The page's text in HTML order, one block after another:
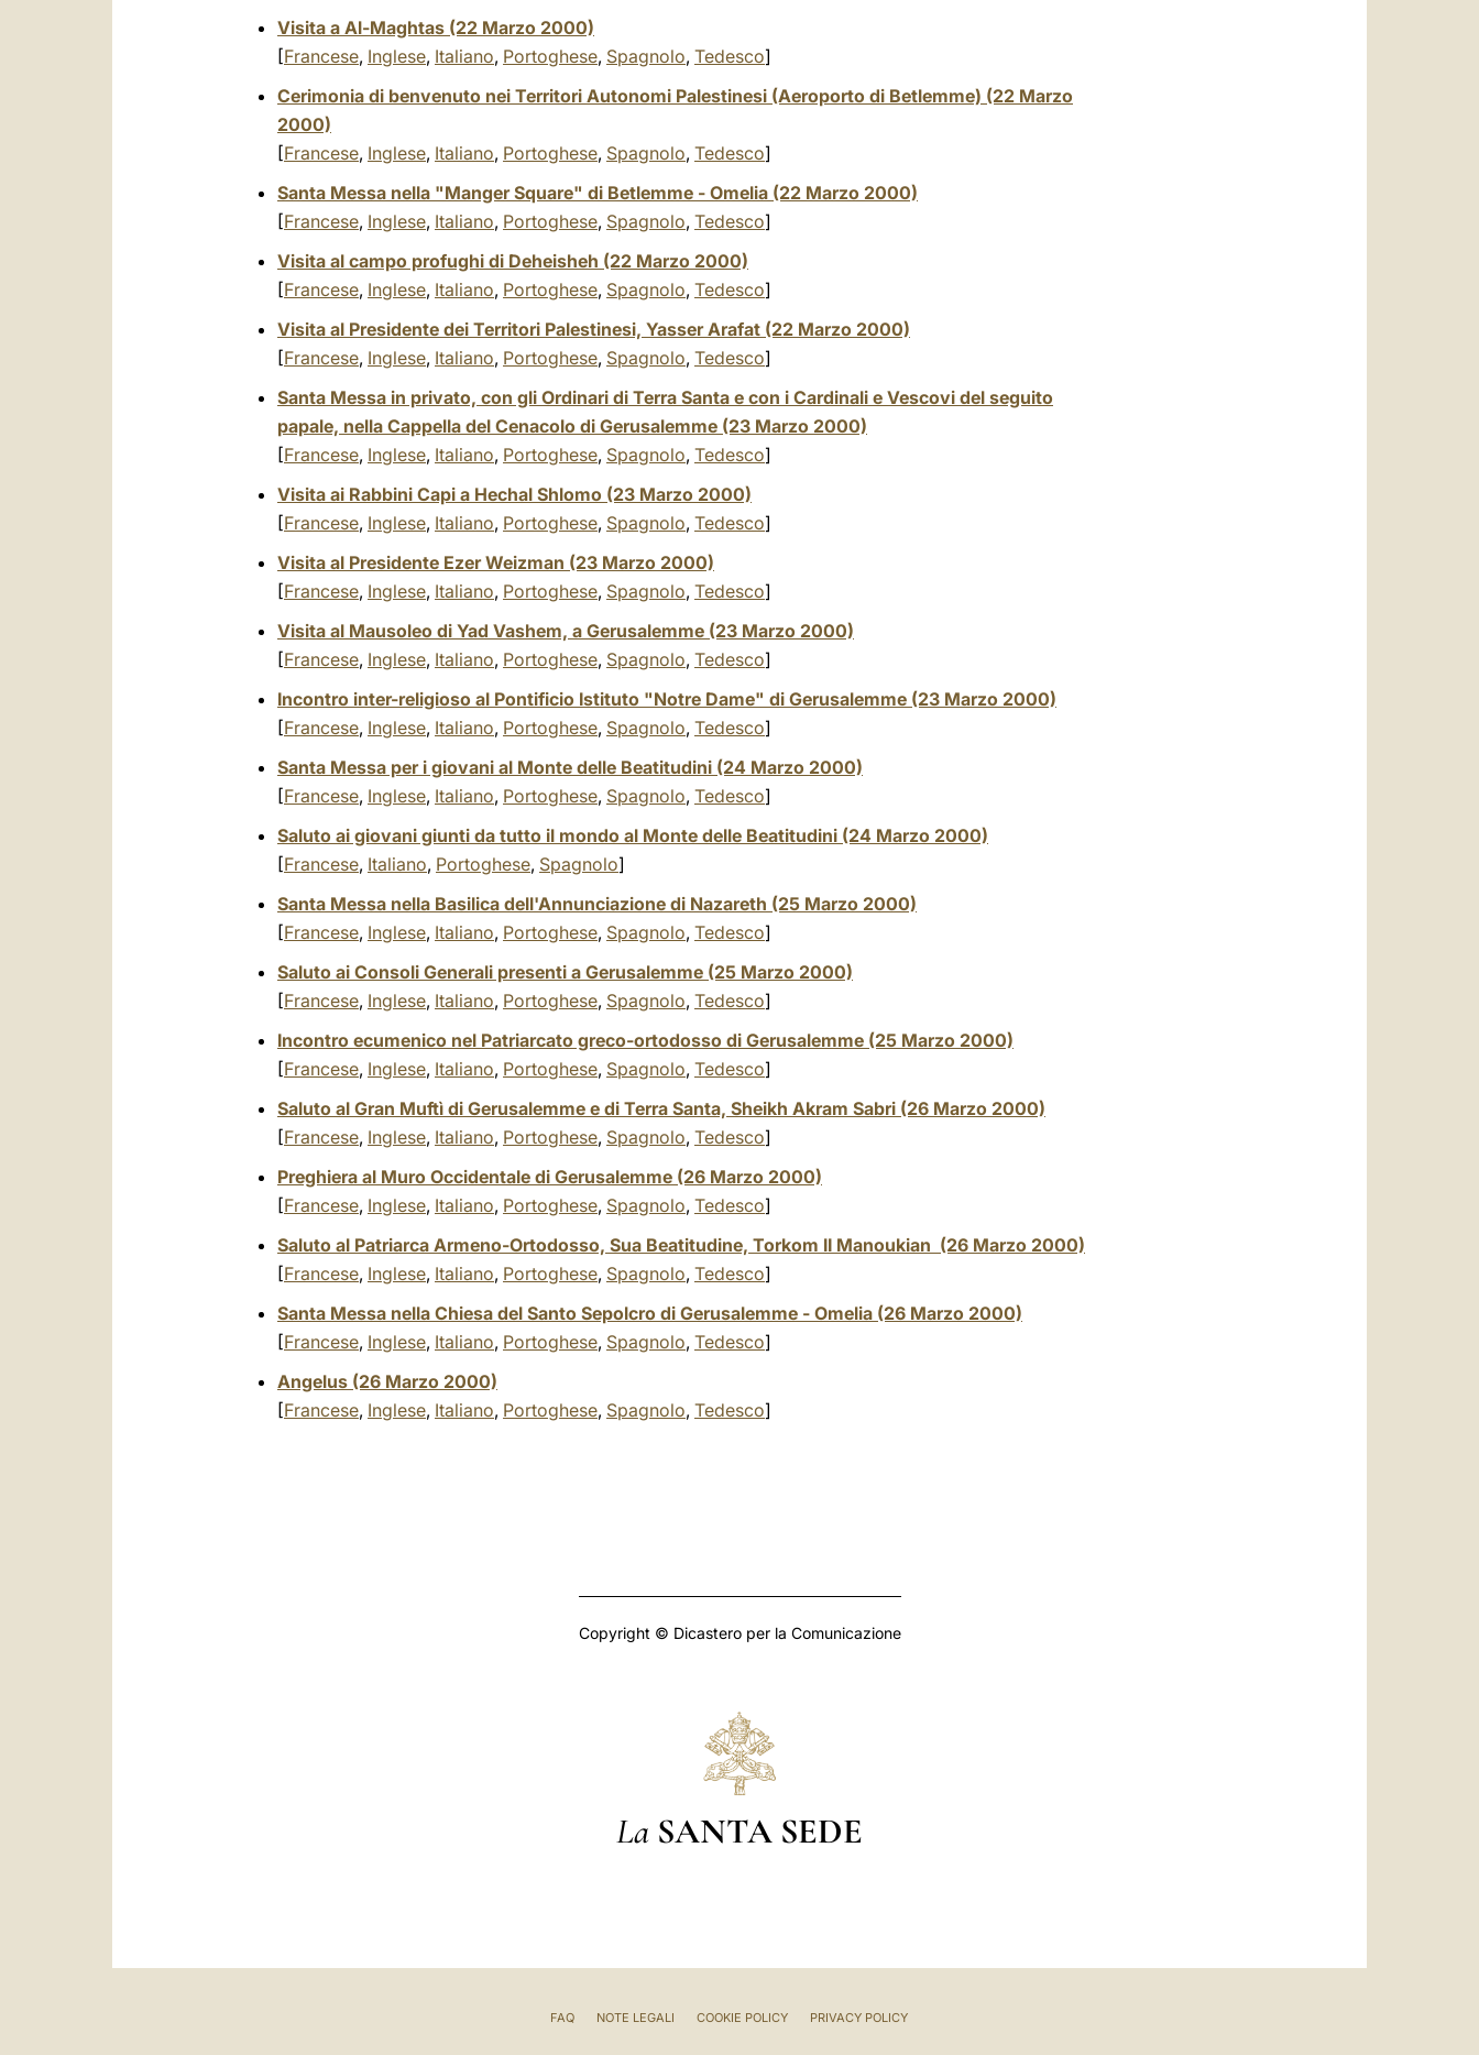
Visita a Al-Maghtas (22 Marzo 2000)
[Francese, Inglese, Italiano, Portoghese, Spagnolo, Tedesco]
Cerimonia di benvenuto nei Territori Autonomi Palestinesi (Aeroporto di Betlemme) (22 Marzo
2000)
[Francese, Inglese, Italiano, Portoghese, Spagnolo, Tedesco]
Santa Messa nella "Manger Square" di Betlemme - Omelia (22 Marzo 2000)
[Francese, Inglese, Italiano, Portoghese, Spagnolo, Tedesco]
Visita al campo profughi di Deheisheh (22 Marzo 2000)
[Francese, Inglese, Italiano, Portoghese, Spagnolo, Tedesco]
Visita al Presidente dei Territori Palestinesi, Yasser Arafat (22 Marzo 2000)
[Francese, Inglese, Italiano, Portoghese, Spagnolo, Tedesco]
Santa Messa in privato, con gli Ordinari di Terra Santa e con i Cardinali e Vescovi del seguito
papale, nella Cappella del Cenacolo di Gerusalemme (23 Marzo 2000)
[Francese, Inglese, Italiano, Portoghese, Spagnolo, Tedesco]
Visita ai Rabbini Capi a Hechal Shlomo (23 Marzo 2000)
[Francese, Inglese, Italiano, Portoghese, Spagnolo, Tedesco]
Visita al Presidente Ezer Weizman (23 Marzo 2000)
[Francese, Inglese, Italiano, Portoghese, Spagnolo, Tedesco]
Visita al Mausoleo di Yad Vashem, a Gerusalemme (23 Marzo 2000)
[Francese, Inglese, Italiano, Portoghese, Spagnolo, Tedesco]
Incontro inter-religioso al Pontificio Istituto "Notre Dame" di Gerusalemme (23 Marzo 2000)
[Francese, Inglese, Italiano, Portoghese, Spagnolo, Tedesco]
Santa Messa per i giovani al Monte delle Beatitudini (24 Marzo 2000)
[Francese, Inglese, Italiano, Portoghese, Spagnolo, Tedesco]
Saluto ai giovani giunti da tutto il mondo al Monte delle Beatitudini (24 Marzo 2000)
[Francese, Italiano, Portoghese, Spagnolo]
Santa Messa nella Basilica dell'Annunciazione di Nazareth (25 Marzo 2000)
[Francese, Inglese, Italiano, Portoghese, Spagnolo, Tedesco]
Saluto ai Consoli Generali presenti a Gerusalemme (25 Marzo 2000)
[Francese, Inglese, Italiano, Portoghese, Spagnolo, Tedesco]
Incontro ecumenico nel Patriarcato greco-ortodosso di Gerusalemme (25 Marzo 2000)
[Francese, Inglese, Italiano, Portoghese, Spagnolo, Tedesco]
Saluto al Gran Muftì di Gerusalemme e di Terra Santa, Sheikh Akram Sabri (26 Marzo 2000)
[Francese, Inglese, Italiano, Portoghese, Spagnolo, Tedesco]
Preghiera al Muro Occidentale di Gerusalemme (26 Marzo 2000)
[Francese, Inglese, Italiano, Portoghese, Spagnolo, Tedesco]
Saluto al Patriarca Armeno-Ortodosso, Sua Beatitudine, Torkom II Manoukian (26 Marzo 2000)
[Francese, Inglese, Italiano, Portoghese, Spagnolo, Tedesco]
Santa Messa nella Chiesa del Santo Sepolcro di Gerusalemme - Omelia (26 Marzo 2000)
[Francese, Inglese, Italiano, Portoghese, Spagnolo, Tedesco]
Angelus (26 Marzo 2000)
[Francese, Inglese, Italiano, Portoghese, Spagnolo, Tedesco]
Copyright © Dicastero per la Comunicazione
La SANTA SEDE
FAQ NOTE LEGALI COOKIE POLICY PRIVACY POLICY